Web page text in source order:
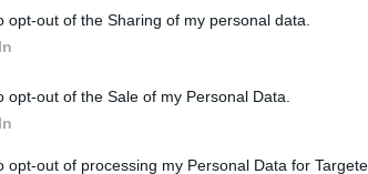
opt-out of the Sharing of my personal data.
opt-out of the Sale of my Personal Data.
opt-out of processing my Personal Data for
tetemekben
de hüllők vagy nagyobb testű
mennyiségben és rövid ideig állnak